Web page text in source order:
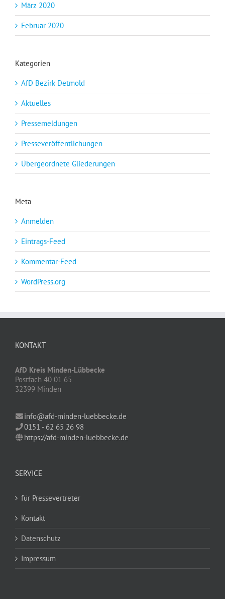
März 2020
Februar 2020
Kategorien
AfD Bezirk Detmold
Aktuelles
Pressemeldungen
Presseveröffentlichungen
Übergeordnete Gliederungen
Meta
Anmelden
Eintrags-Feed
Kommentar-Feed
WordPress.org
KONTAKT
AfD Kreis Minden-Lübbecke
Postfach 40 01 65
32399 Minden
info@afd-minden-luebbecke.de
0151 - 62 65 26 98
https://afd-minden-luebbecke.de
SERVICE
für Pressevertreter
Kontakt
Datenschutz
Impressum